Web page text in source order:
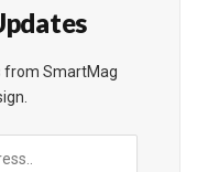
from SmartMag